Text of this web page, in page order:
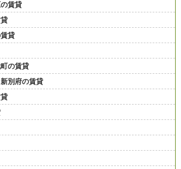
賃貸
貸
の賃貸
別府の賃貸